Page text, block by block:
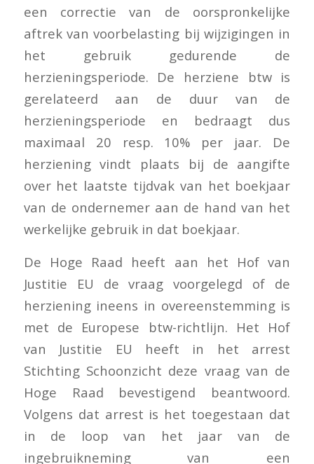
een correctie van de oorspronkelijke
aftrek van voorbelasting bij wijzigingen in
het gebruik gedurende de
herzieningsperiode. De herziene btw is
gerelateerd aan de duur van de
herzieningsperiode en bedraagt dus
maximaal 20 resp. 10% per jaar. De
herziening vindt plaats bij de aangifte
over het laatste tijdvak van het boekjaar
van de ondernemer aan de hand van het
werkelijke gebruik in dat boekjaar.
De Hoge Raad heeft aan het Hof van
Justitie EU de vraag voorgelegd of de
herziening ineens in overeenstemming is
met de Europese btw-richtlijn. Het Hof
van Justitie EU heeft in het arrest
Stichting Schoonzicht deze vraag van de
Hoge Raad bevestigend beantwoord.
Volgens dat arrest is het toegestaan dat
in de loop van het jaar van de
ingebruikneming van een